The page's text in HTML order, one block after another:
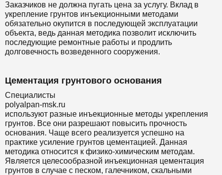
Заказчиков не должна пугать цена за услугу. Вклад в
укрепление грунтов инъекционными методами
обязательно окупится в последующей эксплуатации
объекта, ведь данная методика позволит исключить
последующие ремонтные работы и продлить
долговечность возведенного сооружения.
Цементация грунтового основания
Специалисты
polyalpan-msk.ru
используют разные инъекционные методы укрепления
грунтов. Все они разрешают повысить прочность
основания. Чаще всего реализуется успешно на
практике усиление грунтов цементацией. Данная
методика относится к физико-химическим методам.
Является целесообразной инъекционная цементация
грунтов в случае с песком, галечником, скальными